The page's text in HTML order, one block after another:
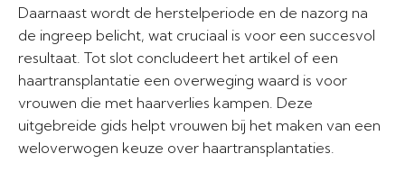
Daarnaast wordt de herstelperiode en de nazorg na
de ingreep belicht, wat cruciaal is voor een succesvol
resultaat. Tot slot concludeert het artikel of een
haartransplantatie een overweging waard is voor
vrouwen die met haarverlies kampen. Deze
uitgebreide gids helpt vrouwen bij het maken van een
weloverwogen keuze over haartransplantaties.